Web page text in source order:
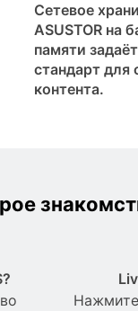
Сетевое
ASUSTOR на
памяти
стандарт для
контента.